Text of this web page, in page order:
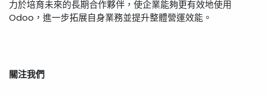
力於培育未來的長期合作夥伴，使企業能夠更有效地使用
Odoo，進一步拓展自身業務並提升整體營運效能。
關注我們